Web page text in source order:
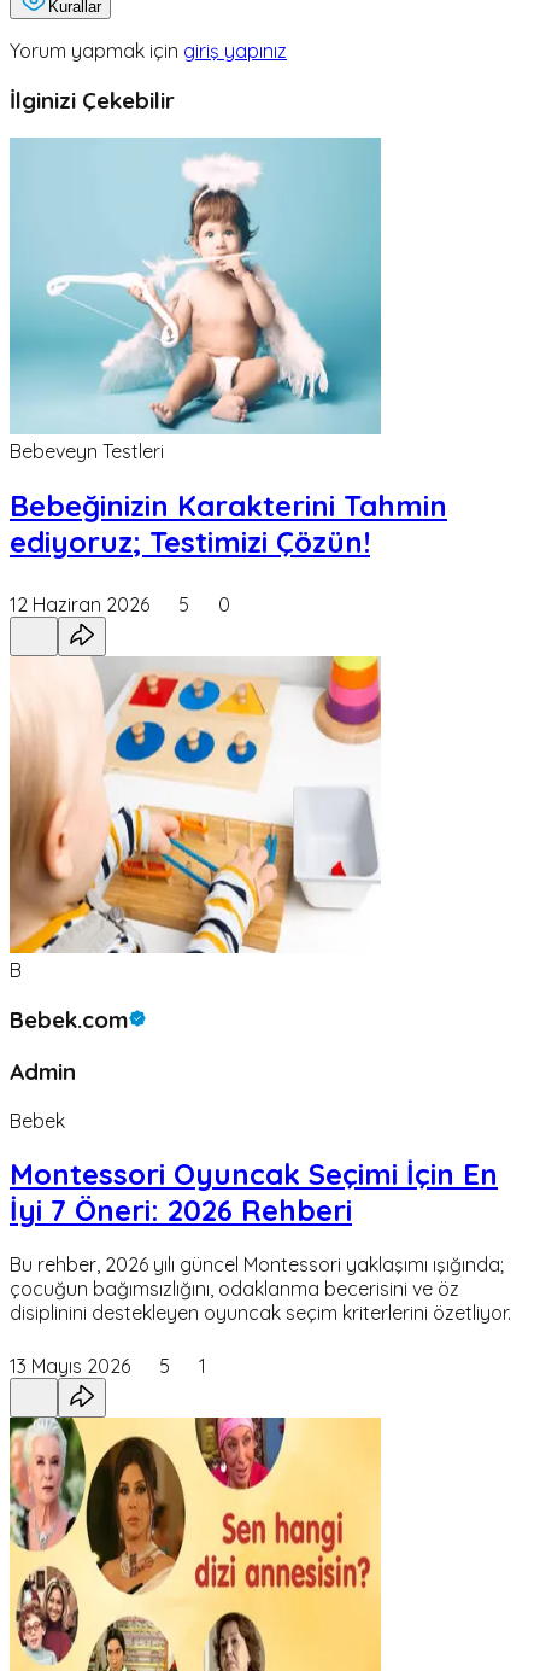
Kurallar
Yorum yapmak için giriş yapınız
İlginizi Çekebilir
Bebeveyn Testleri
Bebeğinizin Karakterini Tahmin
ediyoruz; Testimizi Çözün!
12 Haziran 2026 5 0
B
Bebek.com
Admin
Bebek
Montessori Oyuncak Seçimi İçin En
İyi 7 Öneri: 2026 Rehberi
Bu rehber, 2026 yılı güncel Montessori yaklaşımı ışığında;
çocuğun bağımsızlığını, odaklanma becerisini ve öz
disiplinini destekleyen oyuncak seçim kriterlerini özetliyor.
13 Mayıs 2026 5 1